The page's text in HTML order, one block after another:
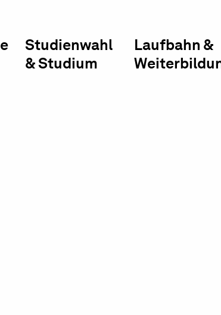
Studienwahl
& Studium
Laufbahn &